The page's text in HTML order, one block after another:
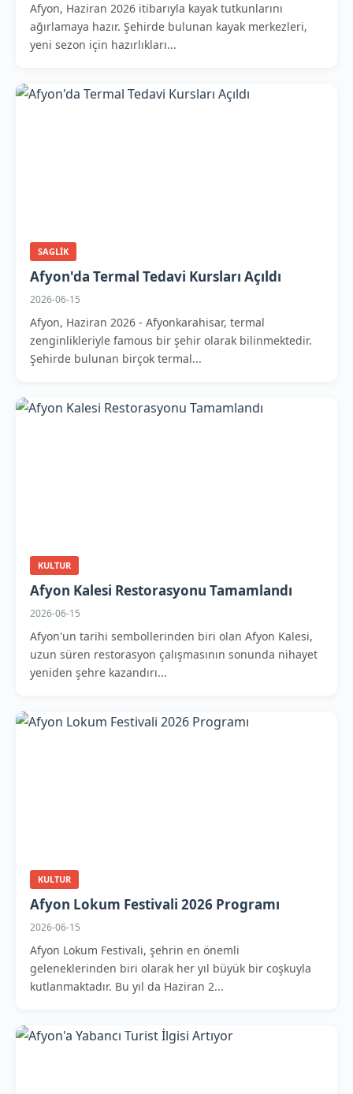
Afyon, Haziran 2026 itibarıyla kayak tutkunlarını
ağırlamaya hazır. Şehirde bulunan kayak merkezleri,
yeni sezon için hazırlıkları...
SAGLIK
Afyon'da Termal Tedavi Kursları Açıldı
2026-06-15
Afyon, Haziran 2026 - Afyonkarahisar, termal
zenginlikleriyle famous bir şehir olarak bilinmektedir.
Şehirde bulunan birçok termal...
KULTUR
Afyon Kalesi Restorasyonu Tamamlandı
2026-06-15
Afyon'un tarihi sembollerinden biri olan Afyon Kalesi,
uzun süren restorasyon çalışmasının sonunda nihayet
yeniden şehre kazandırı...
KULTUR
Afyon Lokum Festivali 2026 Programı
2026-06-15
Afyon Lokum Festivali, şehrin en önemli
geleneklerinden biri olarak her yıl büyük bir coşkuyla
kutlanmaktadır. Bu yıl da Haziran 2...